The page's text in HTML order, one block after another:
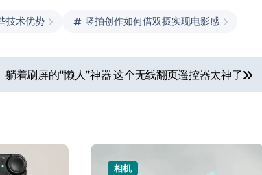
技术优势 竖拍创作如何借双摄实现电影感
躺着刷屏的“懒人”神器 这个无线翻页遥控器太神了
相机
小家电